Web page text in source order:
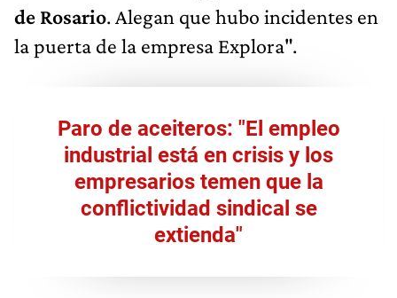
de Rosario. Alegan que hubo incidentes en
la puerta de la empresa Explora".
Paro de aceiteros: "El empleo
industrial está en crisis y los
empresarios temen que la
conflictividad sindical se
extienda"